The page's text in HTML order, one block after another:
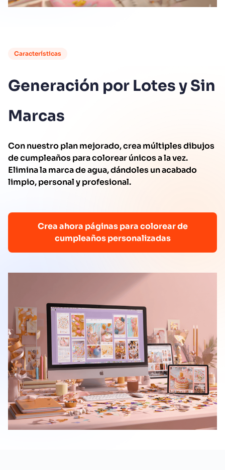
Características
Generación por Lotes y Sin
Marcas
Con nuestro plan mejorado, crea múltiples dibujos
de cumpleaños para colorear únicos a la vez.
Elimina la marca de agua, dándoles un acabado
limpio, personal y profesional.
Crea ahora páginas para colorear de
cumpleaños personalizadas